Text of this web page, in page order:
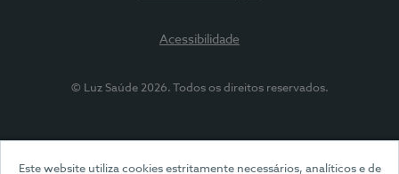
Este website utiliza cookies estritamente necessários, analíticos e de
Acessibilidade
© Luz Saúde 2026. Todos os direitos reservados.